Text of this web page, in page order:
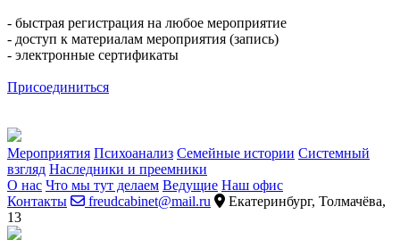
- быстрая регистрация на любое мероприятие
- доступ к материалам мероприятия (запись)
- электронные сертификаты
Присоединиться
Мероприятия Психоанализ Семейные истории Системный
взгляд Наследники и преемники
О нас Что мы тут делаем Ведущие Наш офис
Контакты
freudcabinet@mail.ru
Екатеринбург, Толмачёва,
13